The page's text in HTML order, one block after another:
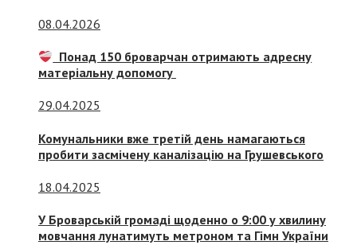
08.04.2026
Понад 150 броварчан отримають адресну
матеріальну допомогу
29.04.2025
Комунальники вже третій день намагаються
пробити засмічену каналізацію на Грушевського
18.04.2025
У Броварській громаді щоденно о 9:00 у хвилину
мовчання лунатимуть метроном та Гімн України